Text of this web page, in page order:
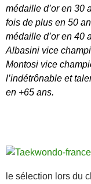
médaille d’or en ­30
fois de plus en ­50
médaille d’or en ­40
Albasini vice
Montosi vice
l’indétrônable et
en +65 ans.
le sélection lors du